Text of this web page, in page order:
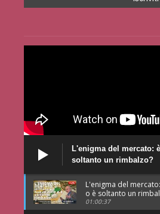
L'enigma del mercato:
soltanto un rimbalzo?
L'enigma del
o è soltanto un
01:00:37